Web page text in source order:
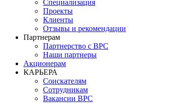
Специализация
Проекты
Клиенты
Отзывы и рекомендации
Партнерам
Партнерство с BPC
Наши партнеры
Акционерам
КАРЬЕРА
Соискателям
Сотрудникам
Вакансии BPC